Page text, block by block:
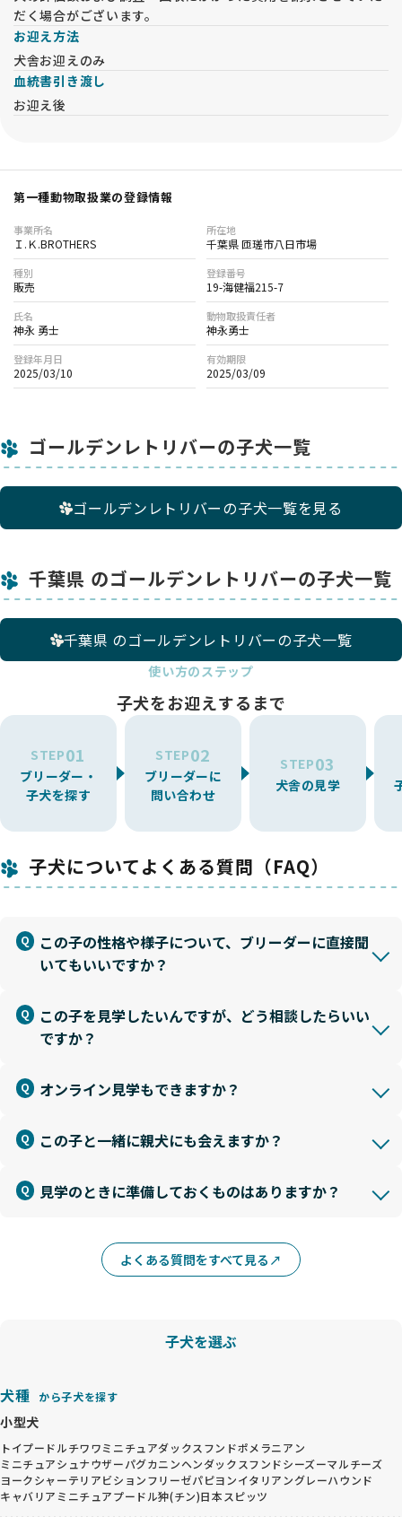
だく場合がございます。
お迎え方法
犬舎お迎えのみ
血統書引き渡し
お迎え後
第一種動物取扱業の登録情報
事業所名
Ｉ.Ｋ.BROTHERS
所在地
千葉県 匝瑳市八日市場
種別
販売
登録番号
19-海健福215-7
氏名
神永 勇士
動物取扱責任者
神永勇士
登録年月日
2025/03/10
有効期限
2025/03/09
ゴールデンレトリバーの子犬一覧
ゴールデンレトリバーの子犬一覧を見る
千葉県 のゴールデンレトリバーの子犬一覧
千葉県 のゴールデンレトリバーの子犬一覧
使い方のステップ
子犬をお迎えするまで
STEP01
ブリーダー・
子犬を探す
STEP02
ブリーダーに
問い合わせ
STEP03
犬舎の見学
子犬についてよくある質問（FAQ）
この子の性格や様子について、ブリーダーに直接聞
いてもいいですか？
この子を見学したいんですが、どう相談したらいい
ですか？
オンライン見学もできますか？
この子と一緒に親犬にも会えますか？
見学のときに準備しておくものはありますか？
よくある質問をすべて見る
子犬を選ぶ
犬種 から子犬を探す
小型犬
トイプードルチワワミニチュアダックスフンドポメラニアン
ミニチュアシュナウザーパグカニンヘンダックスフンドシーズーマルチーズ
ヨークシャーテリアビションフリーゼパピヨンイタリアングレーハウンド
キャバリア ミニチュアプードル狆(チン)日本スピッツ